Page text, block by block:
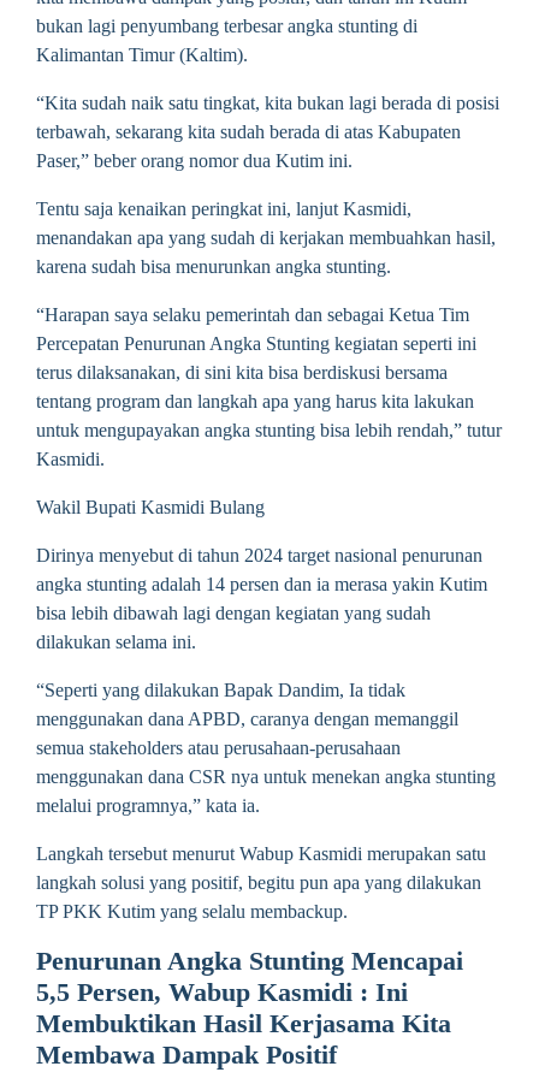
bukan lagi penyumbang terbesar angka stunting di
Kalimantan Timur (Kaltim).
“Kita sudah naik satu tingkat, kita bukan lagi berada di posisi
terbawah, sekarang kita sudah berada di atas Kabupaten
Paser,” beber orang nomor dua Kutim ini.
Tentu saja kenaikan peringkat ini, lanjut Kasmidi,
menandakan apa yang sudah di kerjakan membuahkan hasil,
karena sudah bisa menurunkan angka stunting.
“Harapan saya selaku pemerintah dan sebagai Ketua Tim
Percepatan Penurunan Angka Stunting kegiatan seperti ini
terus dilaksanakan, di sini kita bisa berdiskusi bersama
tentang program dan langkah apa yang harus kita lakukan
untuk mengupayakan angka stunting bisa lebih rendah,” tutur
Kasmidi.
Wakil Bupati Kasmidi Bulang
Dirinya menyebut di tahun 2024 target nasional penurunan
angka stunting adalah 14 persen dan ia merasa yakin Kutim
bisa lebih dibawah lagi dengan kegiatan yang sudah
dilakukan selama ini.
“Seperti yang dilakukan Bapak Dandim, Ia tidak
menggunakan dana APBD, caranya dengan memanggil
semua stakeholders atau perusahaan-perusahaan
menggunakan dana CSR nya untuk menekan angka stunting
melalui programnya,” kata ia.
Langkah tersebut menurut Wabup Kasmidi merupakan satu
langkah solusi yang positif, begitu pun apa yang dilakukan
TP PKK Kutim yang selalu membackup.
Penurunan Angka Stunting Mencapai
5,5 Persen, Wabup Kasmidi : Ini
Membuktikan Hasil Kerjasama Kita
Membawa Dampak Positif